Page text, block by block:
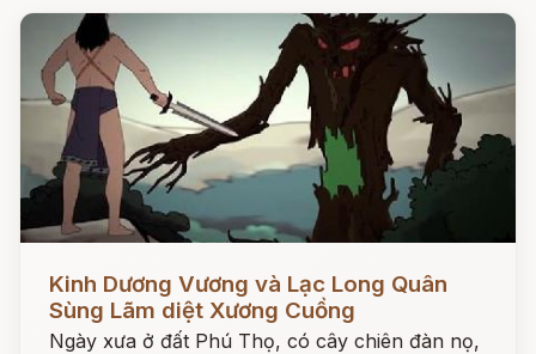
Kinh Dương Vương và Lạc Long Quân
Sùng Lãm diệt Xương Cuồng
Ngày xưa ở đất Phú Thọ, có cây chiên đàn nọ,